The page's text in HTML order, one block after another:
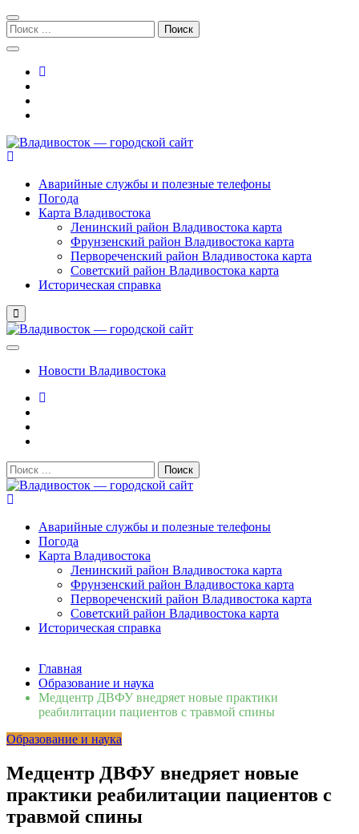
Перейти
к
навигации
Перейти
к
содержимому
Поиск:
Аварийные службы и полезные телефоны
Погода
Карта Владивостока
Ленинский район Владивостока карта
Фрунзенский район Владивостока карта
Первореченский район Владивостока карта
Советский район Владивостока карта
Историческая справка
Новости Владивостока
Поиск:
Аварийные службы и полезные телефоны
Погода
Карта Владивостока
Ленинский район Владивостока карта
Фрунзенский район Владивостока карта
Первореченский район Владивостока карта
Советский район Владивостока карта
Историческая справка
Сломалась бытовая техника во Владивостоке: как
быстро вернуть комфорт в дом и из...06.08.2026
Мобильная реклама на общественном транспорте: как
Во Владивостоке найдут хозяев незаконных сбросов в
Зарядка с полицейскими, бои кудо и семафорная азбука:
во Владивостоке прошла мас...07.07.2026
Вельгодский Олег Николаевич15.03.2026
Бочин Сергей Витальевич
Ходнева Василиса Валентиновна
Главная
Образование и наука
Медцентр ДВФУ внедряет новые практики
реабилитации пациентов с травмой спины
Образование и наука
Медцентр ДВФУ внедряет новые
практики реабилитации пациентов с
травмой спины